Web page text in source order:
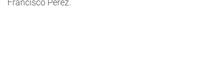
Francisco Pérez.